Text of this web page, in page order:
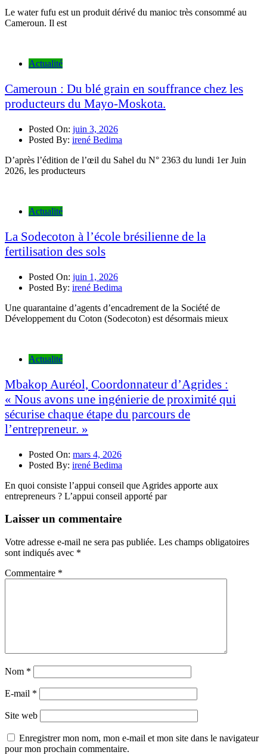
Le water fufu est un produit dérivé du manioc très consommé au
Cameroun. Il est
Actualité
Cameroun : Du blé grain en souffrance chez les
producteurs du Mayo-Moskota.
Posted On: juin 3, 2026
Posted By: irené Bedima
D’après l’édition de l’œil du Sahel du N° 2363 du lundi 1er Juin
2026, les producteurs
Actualité
La Sodecoton à l’école brésilienne de la
fertilisation des sols
Posted On: juin 1, 2026
Posted By: irené Bedima
Une quarantaine d’agents d’encadrement de la Société de
Développement du Coton (Sodecoton) est désormais mieux
Actualité
Mbakop Auréol, Coordonnateur d’Agrides :
« Nous avons une ingénierie de proximité qui
sécurise chaque étape du parcours de
l’entrepreneur. »
Posted On: mars 4, 2026
Posted By: irené Bedima
En quoi consiste l’appui conseil que Agrides apporte aux
entrepreneurs ? L’appui conseil apporté par
Laisser un commentaire
Votre adresse e-mail ne sera pas publiée. Les champs obligatoires
sont indiqués avec *
Commentaire *
Nom *
E-mail *
Site web
Enregistrer mon nom, mon e-mail et mon site dans le navigateur
pour mon prochain commentaire.